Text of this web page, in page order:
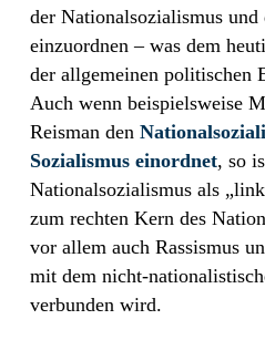
der Nationalsozialismus
einzuordnen – was dem
der allgemeinen politischen
Auch wenn beispielsweise
Reisman den
Sozialismus einordnet, so
Nationalsozialismus als
zum rechten Kern des
vor allem auch Rassismus
mit dem nicht-
verbunden wird.